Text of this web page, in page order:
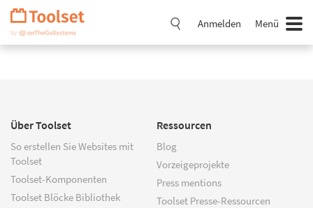
Navigation
überspringen
Anmelden Menü
Über Toolset
So erstellen Sie Websites mit
Toolset
Toolset-Komponenten
Toolset Blöcke Bibliothek
Ressourcen
Blog
Vorzeigeprojekte
Press mentions
Toolset Presse-Ressourcen